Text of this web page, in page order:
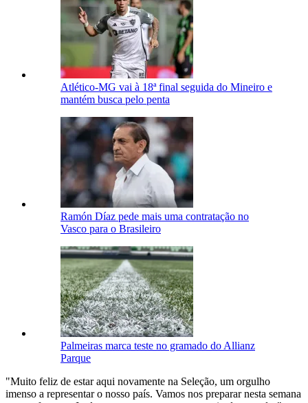
Atlético-MG vai à 18ª final seguida do Mineiro e
mantém busca pelo penta
Ramón Díaz pede mais uma contratação no
Vasco para o Brasileiro
Palmeiras marca teste no gramado do Allianz
Parque
"Muito feliz de estar aqui novamente na Seleção, um orgulho
imenso a representar o nosso país. Vamos nos preparar nesta semana